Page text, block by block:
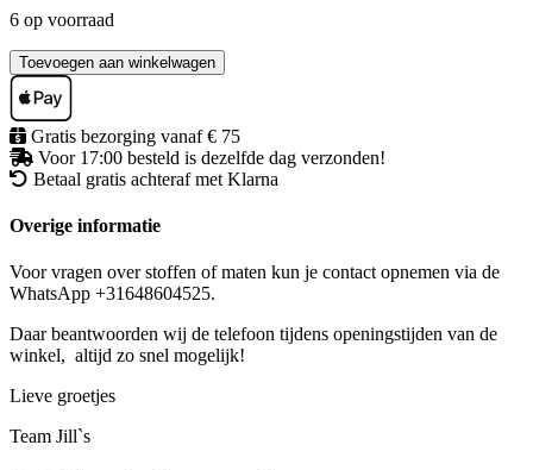
6 op voorraad
Toevoegen aan winkelwagen
Gratis bezorging vanaf € 75
Voor 17:00 besteld is dezelfde dag verzonden!
Betaal gratis achteraf met Klarna
Overige informatie
Voor vragen over stoffen of maten kun je contact opnemen via de
WhatsApp +31648604525.
Daar beantwoorden wij de telefoon tijdens openingstijden van de
winkel, altijd zo snel mogelijk!
Lieve groetjes
Team Jill`s